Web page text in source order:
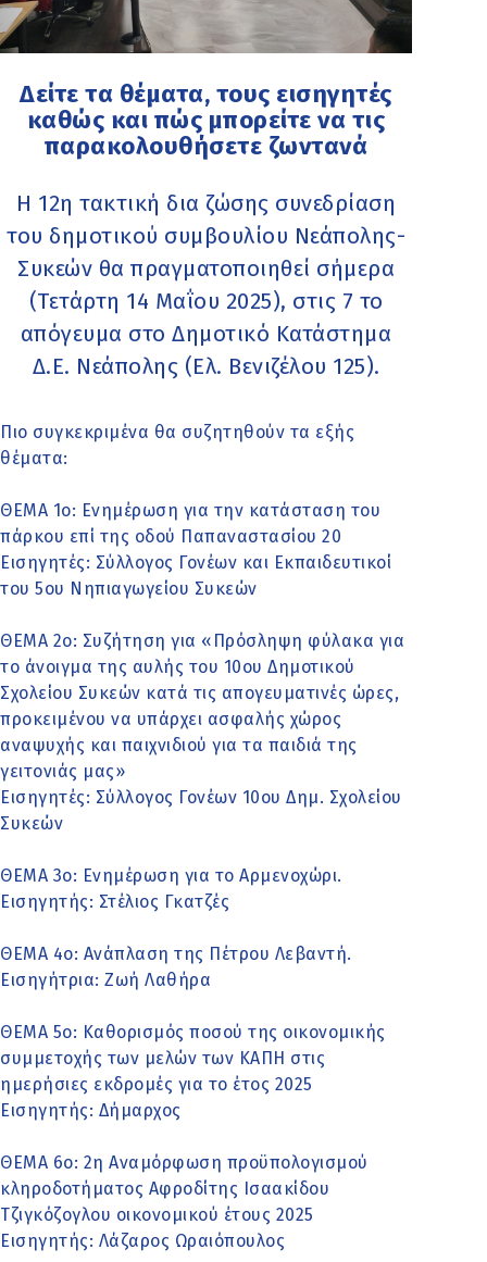
Δείτε τα θέματα, τους εισηγητές
καθώς και πώς μπορείτε να τις
παρακολουθήσετε ζωντανά
Η 12η τακτική δια ζώσης συνεδρίαση
του δημοτικού συμβουλίου Νεάπολης-
Συκεών θα πραγματοποιηθεί σήμερα
(Τετάρτη 14 Μαΐου 2025), στις 7 το
απόγευμα στο Δημοτικό Κατάστημα
Δ.Ε. Νεάπολης (Ελ. Βενιζέλου 125).
Πιο συγκεκριμένα θα συζητηθούν τα εξής
θέματα:
ΘΕΜΑ 1o: Ενημέρωση για την κατάσταση του
πάρκου επί της οδού Παπαναστασίου 20
Εισηγητές: Σύλλογος Γονέων και Εκπαιδευτικοί
του 5ου Νηπιαγωγείου Συκεών
ΘΕΜΑ 2o: Συζήτηση για «Πρόσληψη φύλακα για
το άνοιγμα της αυλής του 10ου Δημοτικού
Σχολείου Συκεών κατά τις απογευματινές ώρες,
προκειμένου να υπάρχει ασφαλής χώρος
αναψυχής και παιχνιδιού για τα παιδιά της
γειτονιάς μας»
Εισηγητές: Σύλλογος Γονέων 10ου Δημ. Σχολείου
Συκεών
ΘΕΜΑ 3o: Ενημέρωση για το Αρμενοχώρι.
Εισηγητής: Στέλιος Γκατζές
ΘΕΜΑ 4o: Ανάπλαση της Πέτρου Λεβαντή.
Εισηγήτρια: Ζωή Λαθήρα
ΘΕΜΑ 5o: Καθορισμός ποσού της οικονομικής
συμμετοχής των μελών των ΚΑΠΗ στις
ημερήσιες εκδρομές για το έτος 2025
Εισηγητής: Δήμαρχος
ΘΕΜΑ 6o: 2η Αναμόρφωση προϋπολογισμού
κληροδοτήματος Αφροδίτης Ισαακίδου
Τζιγκόζογλου οικονομικού έτους 2025
Εισηγητής: Λάζαρος Ωραιόπουλος